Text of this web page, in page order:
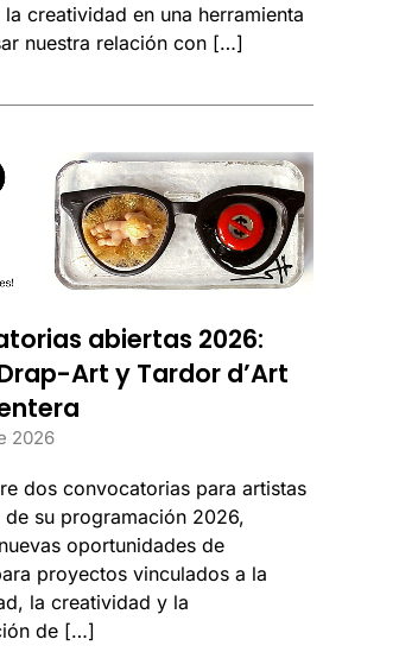
creatividad en una herramienta
nuestra relación con […]
abiertas 2026:
Art y Tardor d’Art
2026
dos convocatorias para artistas
de su programación 2026,
oportunidades de
proyectos vinculados a la
la creatividad y la
de […]